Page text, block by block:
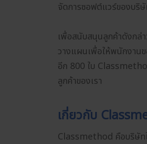
จัดการซอฟต์แวร์ของบริ
เพื่อสนับสนุนลูกค้าดังกล่
วางแผนเพื่อให้พนักงาน
อีก 800 ใบ
ลูกค้าของเรา
เกี่ยวกับ
Classmethod คือบริษัท